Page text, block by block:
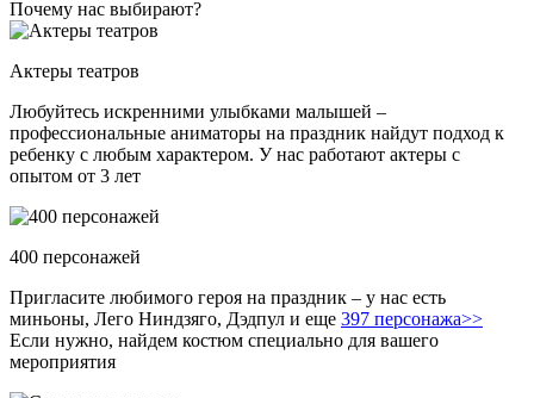
Почему нас выбирают?
Актеры театров
Любуйтесь искренними улыбками малышей –
профессиональные аниматоры на праздник найдут подход к
ребенку с любым характером. У нас работают актеры с
опытом от 3 лет
400 персонажей
Пригласите любимого героя на праздник – у нас есть
миньоны, Лего Ниндзяго, Дэдпул и еще 397 персонажа>>
Если нужно, найдем костюм специально для вашего
мероприятия